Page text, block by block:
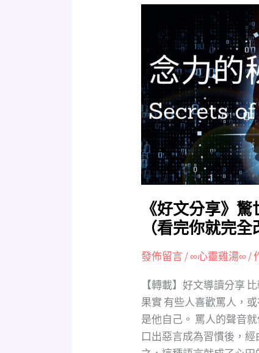
《好文分享》
（看完你就完全
發佈留言/∞心靈雞湯∞/
【轉載】好文導讀分享
果實 有些人喜歡罵人，
是他自己。 罵人的聲音
口出惡言成為習慣後，
《好
文
分
享》
驚
世
揭
秘：
語
言、
念
的
秘
密
（看
完
你
就
完
全